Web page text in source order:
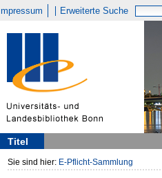
Impressum Erweiterte Suche
Titel
Sie sind hier: E-Pflicht-Sammlung